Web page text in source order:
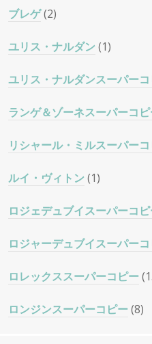
ブレゲ(2)
ユリス・ナルダン (1)
ユリス・ナルダンスーパー
ランゲ＆ゾーネスーパーコ
リシャール・ミルスーパー
ルイ・ヴィトン (1)
ロジェデュブイスーパーコ
ロジャーデュブイスーパー
ロレックススーパーコピー
ロンジンスーパーコピー(8)